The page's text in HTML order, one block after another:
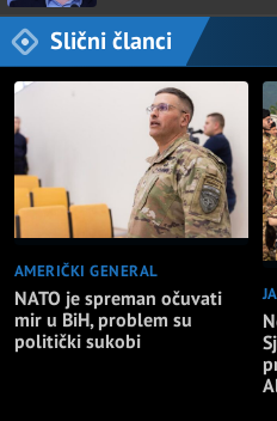
Slični članci
AMERIČKI GENERAL
NATO je spreman očuvati
mir u BiH, problem su
politički sukobi